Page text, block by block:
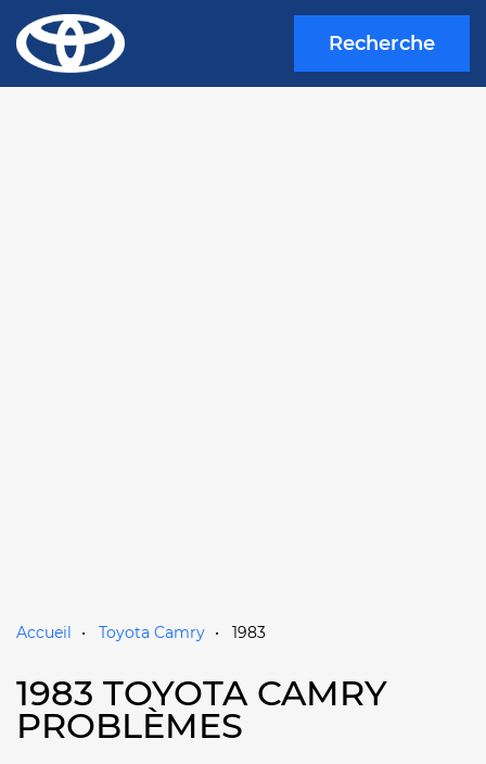
Recherche
Accueil Toyota Camry 1983
1983 TOYOTA CAMRY
PROBLÈMES